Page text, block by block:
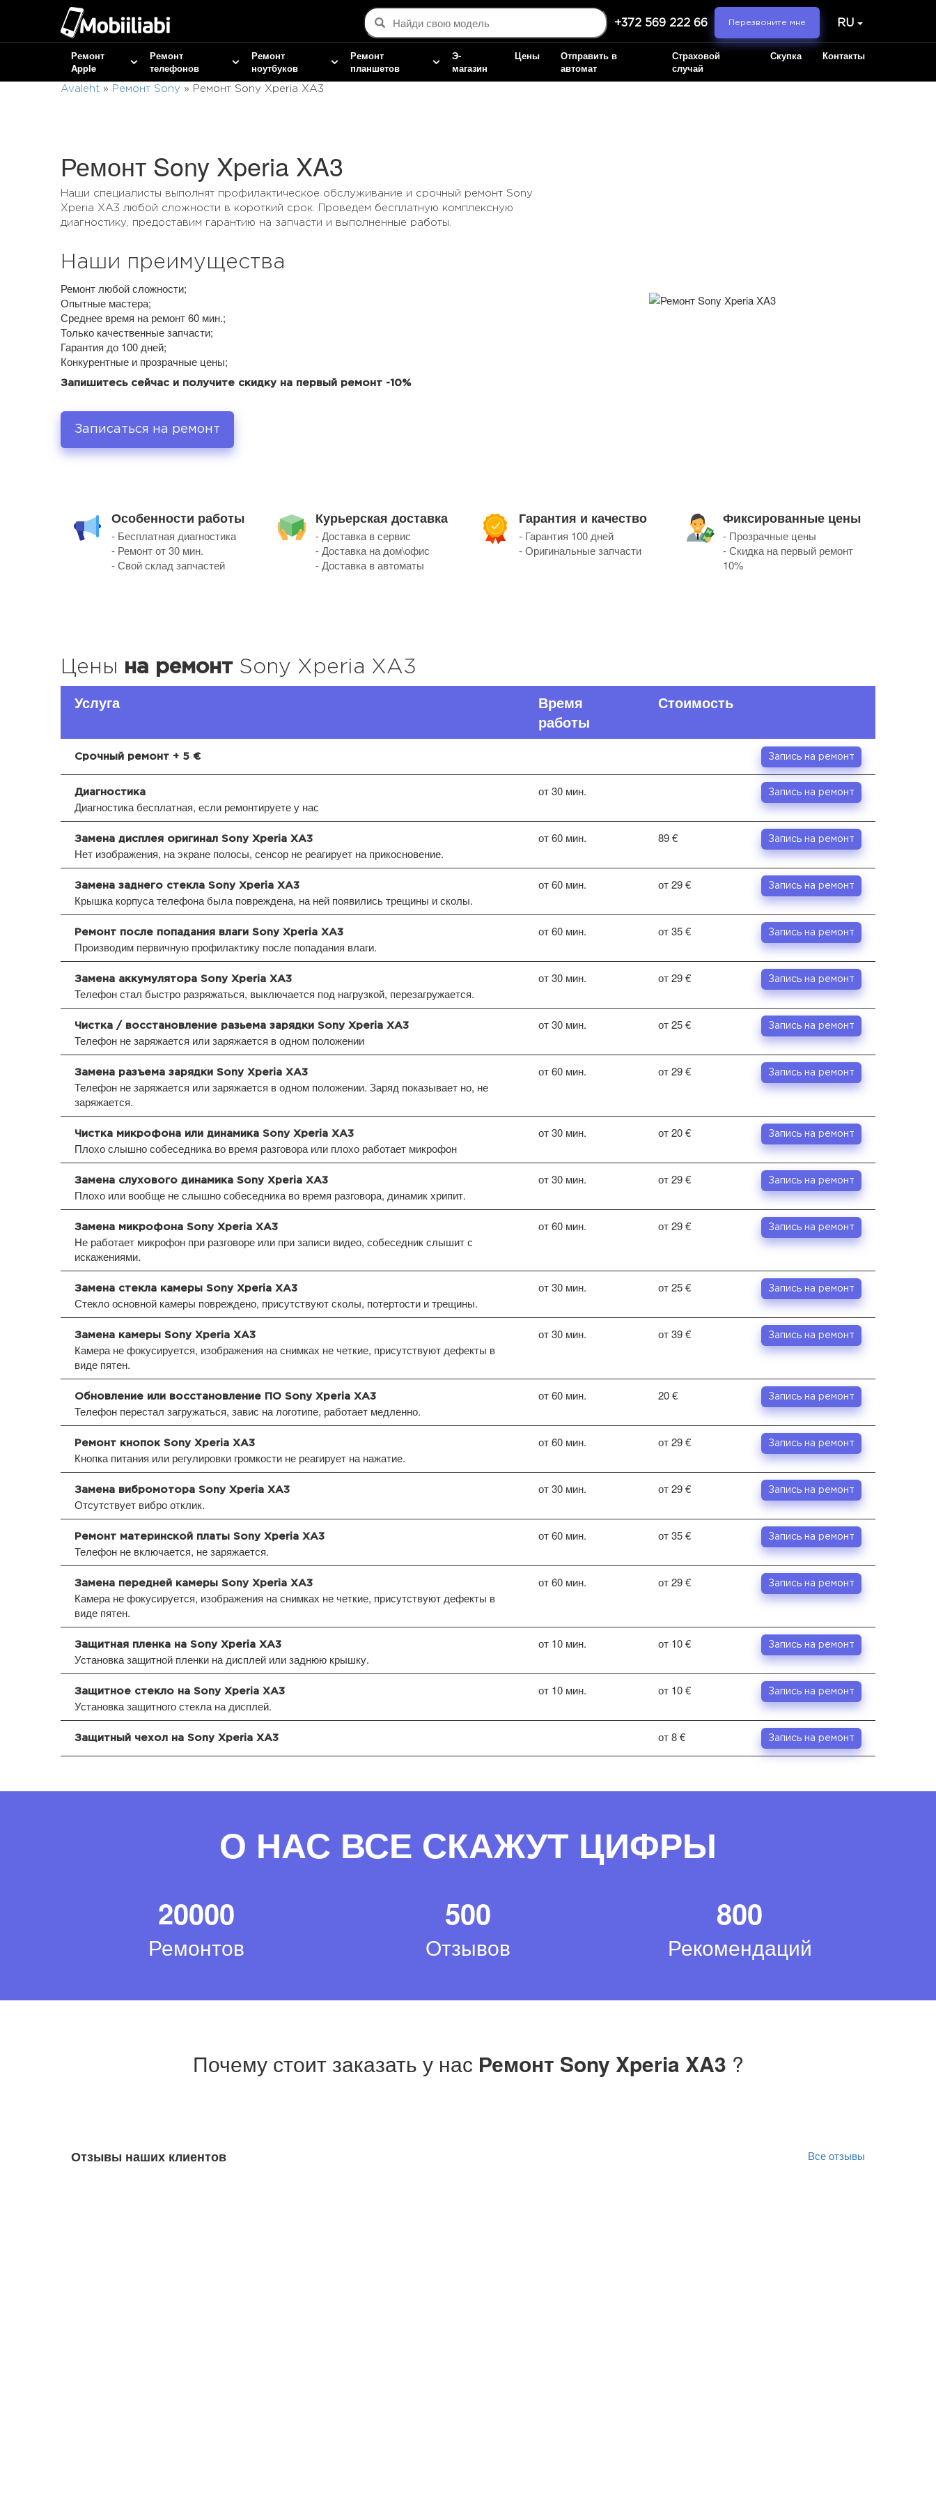
+372 569 222 66 Перезвоните мне RU
Ремонт
Apple
Ремонт
телефонов
Ремонт
ноутбуков
Ремонт
планшетов
Э-
магазин
Цены
Отправить в
автомат
Страховой
случай
Скупка Контакты
Avaleht » Ремонт Sony » Ремонт Sony Xperia XA3
Ремонт Sony Xperia XA3
Наши специалисты выполнят профилактическое обслуживание и срочный ремонт Sony
Xperia XA3 любой сложности в короткий срок. Проведем бесплатную комплексную
диагностику, предоставим гарантию на запчасти и выполненные работы.
Наши преимущества
Ремонт любой сложности;
Опытные мастера;
Среднее время на ремонт 60 мин.;
Только качественные запчасти;
Гарантия до 100 дней;
Конкурентные и прозрачные цены;
Запишитесь сейчас и получите скидку на первый ремонт -10%
Записаться на ремонт
Особенности работы
- Бесплатная диагностика
- Ремонт от 30 мин.
- Свой склад запчастей
Курьерская доставка
- Доставка в сервис
- Доставка на дом\офис
- Доставка в автоматы
Гарантия и качество
- Гарантия 100 дней
- Оригинальные запчасти
Фиксированные цены
- Прозрачные цены
- Скидка на первый ремонт
10%
Цены на ремонтSony Xperia XA3
Услуга
Время
работы
Стоимость
Срочный ремонт + 5 € Запись на ремонт
Диагностика
Диагностика бесплатная, если ремонтируете у нас
от 30 мин. Запись на ремонт
Замена дисплея оригинал Sony Xperia XA3
Нет изображения, на экране полосы, сенсор не реагирует на прикосновение.
от 60 мин. 89 € Запись на ремонт
Замена заднего стекла Sony Xperia XA3
Крышка корпуса телефона была повреждена, на ней появились трещины и сколы.
от 60 мин. от 29 € Запись на ремонт
Ремонт после попадания влаги Sony Xperia XA3
Производим первичную профилактику после попадания влаги.
от 60 мин. от 35 € Запись на ремонт
Замена аккумулятора Sony Xperia XA3
Телефон стал быстро разряжаться, выключается под нагрузкой, перезагружается.
от 30 мин. от 29 € Запись на ремонт
Чистка / восстановление разьема зарядки Sony Xperia XA3
Телефон не заряжается или заряжается в одном положении
от 30 мин. от 25 € Запись на ремонт
Замена разъема зарядки Sony Xperia XA3
Телефон не заряжается или заряжается в одном положении. Заряд показывает но, не
заряжается.
от 60 мин. от 29 € Запись на ремонт
Чистка микрофона или динамика Sony Xperia XA3
Плохо слышно собеседника во время разговора или плохо работает микрофон
от 30 мин. от 20 € Запись на ремонт
Замена слухового динамика Sony Xperia XA3
Плохо или вообще не слышно собеседника во время разговора, динамик хрипит.
от 30 мин. от 29 € Запись на ремонт
Замена микрофона Sony Xperia XA3
Не работает микрофон при разговоре или при записи видео, собеседник слышит с
искажениями.
от 60 мин. от 29 € Запись на ремонт
Замена стекла камеры Sony Xperia XA3
Стекло основной камеры повреждено, присутствуют сколы, потертости и трещины.
от 30 мин. от 25 € Запись на ремонт
Замена камеры Sony Xperia XA3
Камера не фокусируется, изображения на снимках не четкие, присутствуют дефекты в
виде пятен.
от 30 мин. от 39 € Запись на ремонт
Обновление или восстановление ПО Sony Xperia XA3
Телефон перестал загружаться, завис на логотипе, работает медленно.
от 60 мин. 20 € Запись на ремонт
Ремонт кнопок Sony Xperia XA3
Кнопка питания или регулировки громкости не реагирует на нажатие.
от 60 мин. от 29 € Запись на ремонт
Замена вибромотора Sony Xperia XA3
Отсутствует вибро отклик.
от 30 мин. от 29 € Запись на ремонт
Ремонт материнской платы Sony Xperia XA3
Телефон не включается, не заряжается.
от 60 мин. от 35 € Запись на ремонт
Замена передней камеры Sony Xperia XA3
Камера не фокусируется, изображения на снимках не четкие, присутствуют дефекты в
виде пятен.
от 60 мин. от 29 € Запись на ремонт
Защитная пленка на Sony Xperia XA3
Установка защитной пленки на дисплей или заднюю крышку.
от 10 мин. от 10 € Запись на ремонт
Защитное стекло на Sony Xperia XA3
Установка защитного стекла на дисплей.
от 10 мин. от 10 € Запись на ремонт
Защитный чехол на Sony Xperia XA3 от 8 € Запись на ремонт
О НАС ВСЕ СКАЖУТ ЦИФРЫ
20000
Ремонтов
500
Отзывов
800
Рекомендаций
Почему стоит заказать у нас Ремонт Sony Xperia XA3 ?
Отзывы наших клиентов Все отзывы